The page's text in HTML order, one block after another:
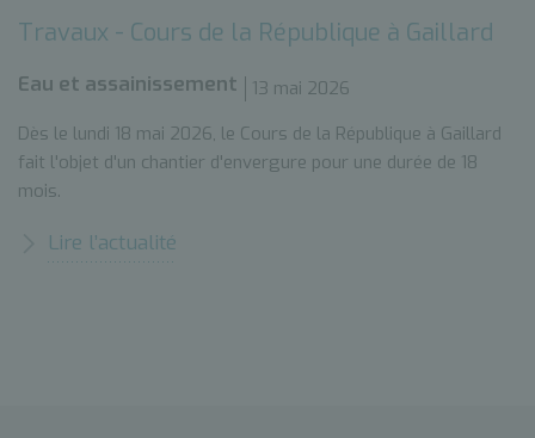
Travaux - Cours de la République à Gaillard
Eau et assainissement
13 mai 2026
Dès le lundi 18 mai 2026, le Cours de la République à Gaillard
fait l'objet d'un chantier d'envergure pour une durée de 18
mois.
Lire l’actualité